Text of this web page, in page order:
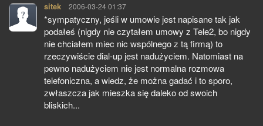
sitek pisze:
2006-03-24 01:37
*sympatyczny, jeśli w umowie jest napisane tak jak
podałeś (nigdy nie czytałem umowy z Tele2, bo nigdy
nie chciałem miec nic wspólnego z tą firmą) to
rzeczywiście dial-up jest nadużyciem. Natomiast na
pewno nadużyciem nie jest normalna rozmowa
telefoniczna, a wiedz, że można gadać i to sporo,
zwłaszcza jak mieszka się daleko od swoich
bliskich...